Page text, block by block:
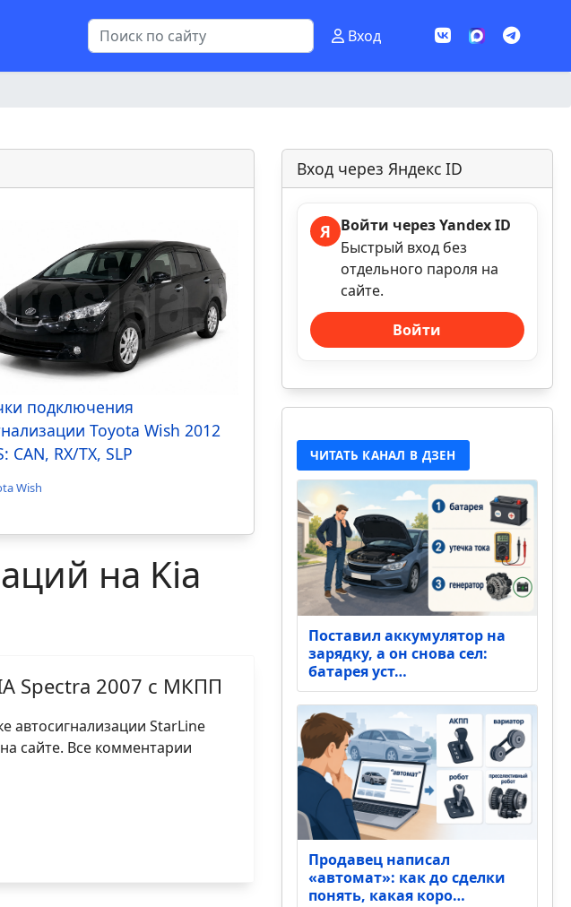
Поиск Вход
подключения
Toyota Wish 2012
CAN, RX/TX, SLP
Wish
на Kia
Spectra 2007 с МКПП
автосигнализации StarLine
сайте. Все комментарии
Вход через Яндекс ID
Я Войти через Yandex ID
Быстрый вход без
отдельного пароля на
сайте.
Войти
ЧИТАТЬ КАНАЛ В ДЗЕН
Поставил аккумулятор на
зарядку, а он снова сел:
батарея уст…
Продавец написал
«автомат»: как до сделки
понять, какая коро…